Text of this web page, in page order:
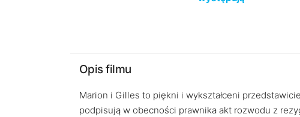
Opis filmu
Marion i Gilles to piękni i wykształceni
podpisują w obecności prawnika akt rozwodu z